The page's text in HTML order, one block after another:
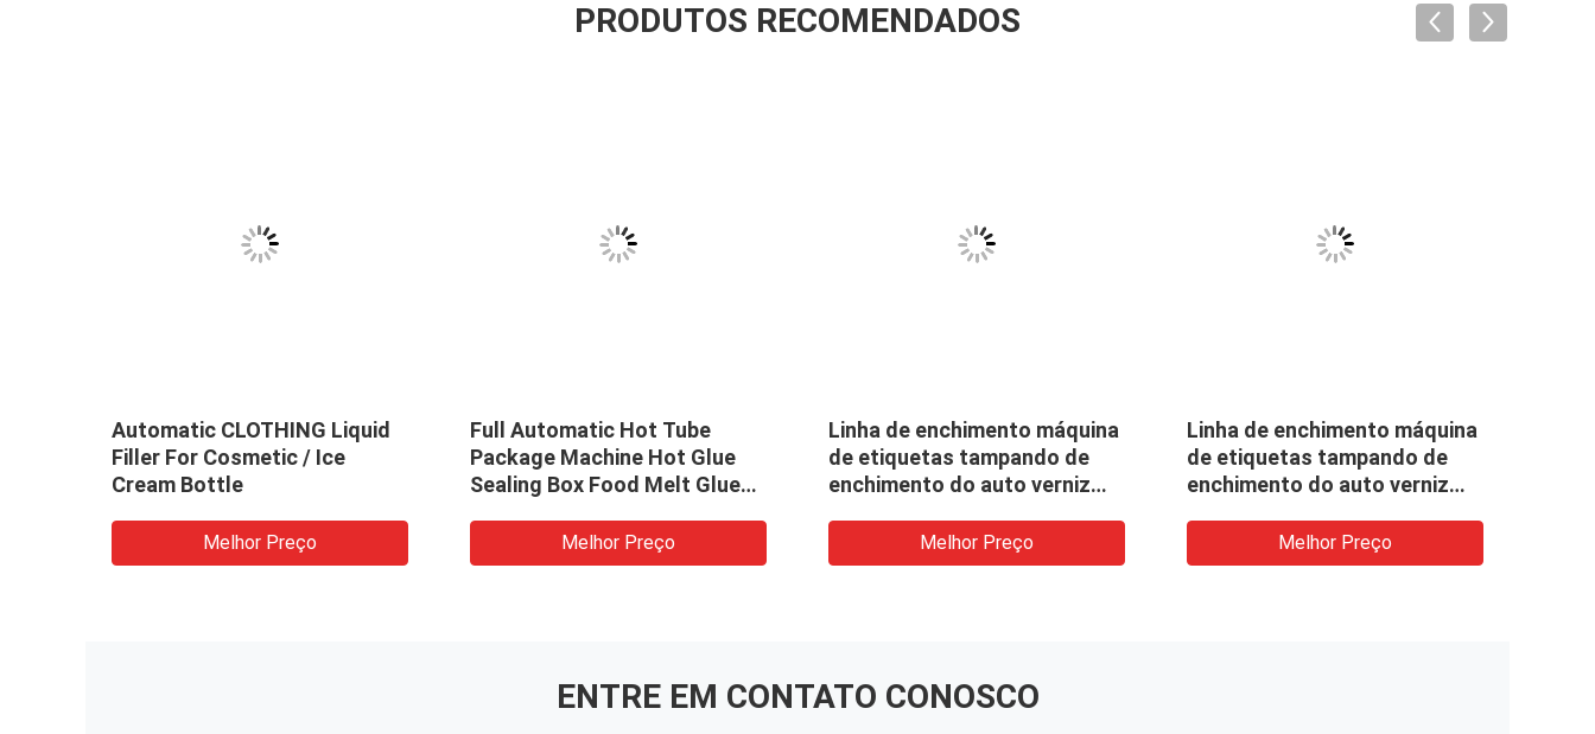
PRODUTOS RECOMENDADOS
Automatic CLOTHING Liquid
Filler For Cosmetic / Ice
Cream Bottle
Melhor Preço
Full Automatic Hot Tube
Package Machine Hot Glue
Sealing Box Food Melt Glue
Cardboard Box Cosmetic
Packaging Machine
Melhor Preço
Linha de enchimento máquina
de etiquetas tampando de
enchimento do auto verniz
conta-gotas do vidro de
garrafa da tintura
Melhor Preço
Linha de enchimento máquina
de etiquetas tampando de
enchimento do auto verniz
conta-gotas do vidro de
garrafa da tintura
Melhor Preço
ENTRE EM CONTATO CONOSCO